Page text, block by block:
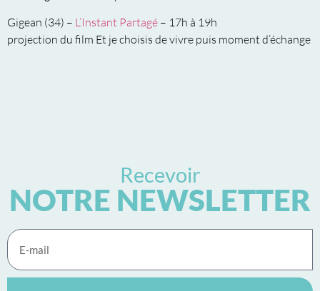
Gigean (34) – L’Instant Partagé – 17h à 19h
projection du film Et je choisis de vivre puis moment d’échange
Recevoir
NOTRE NEWSLETTER